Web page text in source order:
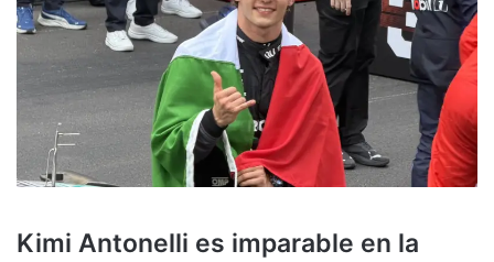
Kimi Antonelli es imparable en la